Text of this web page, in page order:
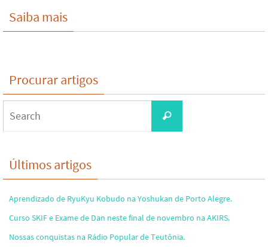
Saiba mais
Procurar artigos
Search
Últimos artigos
Aprendizado de RyuKyu Kobudo na Yoshukan de Porto Alegre.
Curso SKIF e Exame de Dan neste final de novembro na AKIRS.
Nossas conquistas na Rádio Popular de Teutônia.